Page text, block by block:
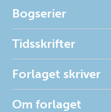
Bogserier
Tidsskrifter
Forlaget skriver
Om forlaget